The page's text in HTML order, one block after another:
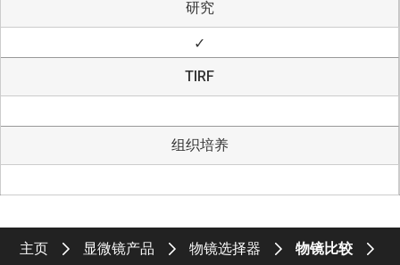
研究
✓
TIRF
组织培养
主页 显微镜产品 物镜选择器 物镜比较